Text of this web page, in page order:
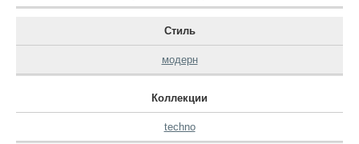
Стиль
модерн
Коллекции
techno